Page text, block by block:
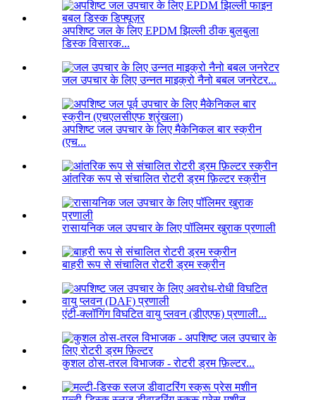
अपशिष्ट जल के लिए EPDM झिल्ली ठीक बुलबुला
डिस्क विसारक...
जल उपचार के लिए उन्नत माइक्रो नैनो बबल जनरेटर...
अपशिष्ट जल उपचार के लिए मैकेनिकल बार स्क्रीन
(एच...
आंतरिक रूप से संचालित रोटरी ड्रम फ़िल्टर स्क्रीन
रासायनिक जल उपचार के लिए पॉलिमर खुराक प्रणाली
बाहरी रूप से संचालित रोटरी ड्रम स्क्रीन
एंटी-क्लॉगिंग विघटित वायु प्लवन (डीएएफ) प्रणाली...
कुशल ठोस-तरल विभाजक - रोटरी ड्रम फ़िल्टर...